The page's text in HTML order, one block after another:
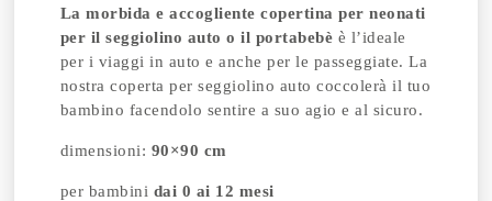
La morbida e accogliente copertina per neonati
per il seggiolino auto o il portabebè è l’ideale
per i viaggi in auto e anche per le passeggiate. La
nostra coperta per seggiolino auto coccolerà il tuo
bambino facendolo sentire a suo agio e al sicuro.
dimensioni: 90×90 cm
per bambini dai 0 ai 12 mesi